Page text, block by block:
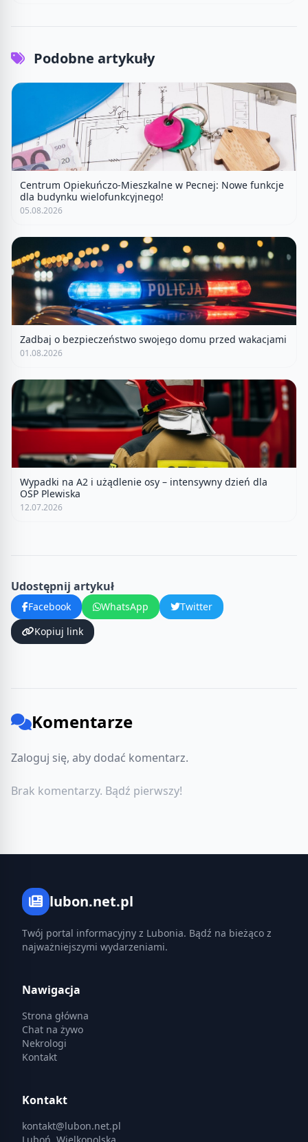
Podobne artykuły
Centrum Opiekuńczo-Mieszkalne w Pecnej: Nowe funkcje
dla budynku wielofunkcyjnego!
05.08.2026
Zadbaj o bezpieczeństwo swojego domu przed wakacjami
01.08.2026
Wypadki na A2 i użądlenie osy – intensywny dzień dla
OSP Plewiska
12.07.2026
Udostępnij artykuł
Facebook WhatsApp
Twitter
Kopiuj link
Komentarze
Zaloguj się, aby dodać komentarz.
Brak komentarzy. Bądź pierwszy!
lubon.net.pl
Twój portal informacyjny z Lubonia. Bądź na bieżąco z
najważniejszymi wydarzeniami.
Nawigacja
Strona główna
Chat na żywo
Nekrologi
Kontakt
Kontakt
kontakt@lubon.net.pl